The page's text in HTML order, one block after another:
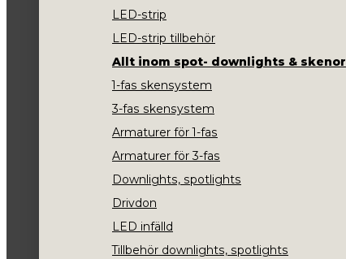
LED-strip
LED-strip tillbehör
Allt inom spot- downlights & skenor
1-fas skensystem
3-fas skensystem
Armaturer för 1-fas
Armaturer för 3-fas
Downlights, spotlights
Drivdon
LED infälld
Tillbehör downlights, spotlights